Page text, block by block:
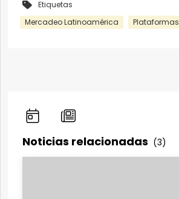
Etiquetas
Mercadeo Latinoamérica
Plataformas
Noticias relacionadas (3)